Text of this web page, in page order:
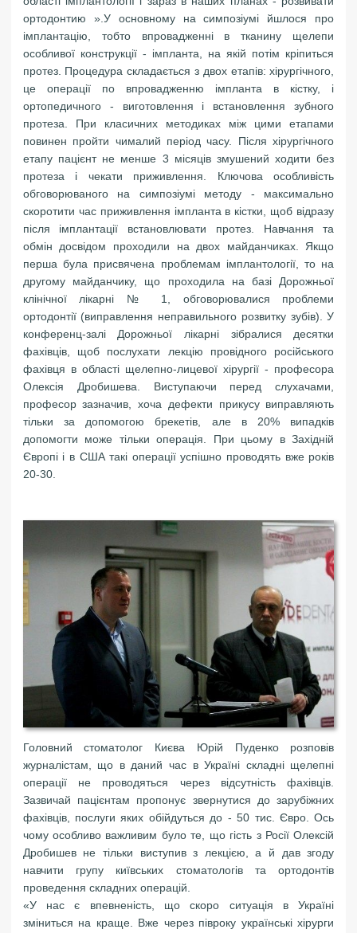
ортодонтию ».У основному на симпозіумі йшлося про
імплантацію, тобто впровадженні в тканину щелепи
особливої ​​конструкції - імпланта, на якій потім кріпиться
протез. Процедура складається з двох етапів: хірургічного,
це операції по впровадженню імпланта в кістку, і
ортопедичного - виготовлення і встановлення зубного
протеза. При класичних методиках між цими етапами
повинен пройти чималий період часу. Після хірургічного
етапу пацієнт не менше 3 місяців змушений ходити без
протеза і чекати приживлення. Ключова особливість
обговорюваного на симпозіумі методу - максимально
скоротити час приживлення імпланта в кістки, щоб відразу
після імплантації встановлювати протез. Навчання та
обмін досвідом проходили на двох майданчиках. Якщо
перша була присвячена проблемам імплантології, то на
другому майданчику, що проходила на базі Дорожньої
клінічної лікарні № 1, обговорювалися проблеми
ортодонтії (виправлення неправильного розвитку зубів). У
конференц-залі Дорожньої лікарні зібралися десятки
фахівців, щоб послухати лекцію провідного російського
фахівця в області щелепно-лицевої хірургії - професора
Олексія Дробишева. Виступаючи перед слухачами,
професор зазначив, хоча дефекти прикусу виправляють
тільки за допомогою брекетів, але в 20% випадків
допомогти може тільки операція. При цьому в Західній
Європі і в США такі операції успішно проводять вже років
20-30.
Головний стоматолог Києва Юрій Пуденко розповів
журналістам, що в даний час в Україні складні щелепні
операції не проводяться через відсутність фахівців.
Зазвичай пацієнтам пропонує звернутися до зарубіжних
фахівців, послуги яких обійдуться до - 50 тис. Євро. Ось
чому особливо важливим було те, що гість з Росії Олексій
Дробишев не тільки виступив з лекцією, а й дав згоду
навчити групу київських стоматологів та ортодонтів
проведення складних операцій.
«У нас є впевненість, що скоро ситуація в Україні
зміниться на краще. Вже через півроку українські хірурги